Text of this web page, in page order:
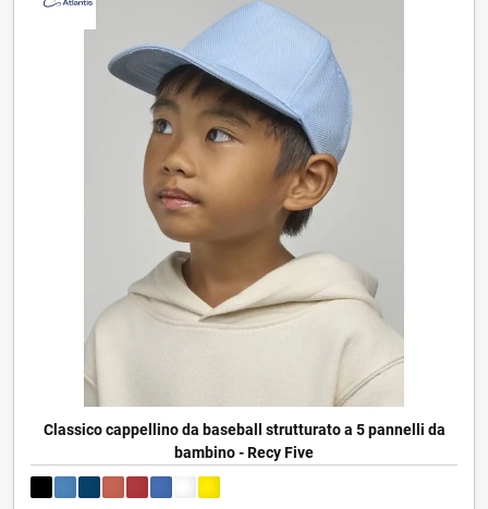
Classico cappellino da baseball strutturato a 5 pannelli da
bambino - Recy Five